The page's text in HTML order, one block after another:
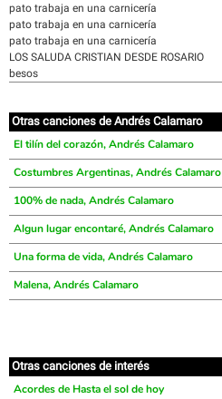
pato trabaja en una carnicería
pato trabaja en una carnicería
pato trabaja en una carnicería
LOS SALUDA CRISTIAN DESDE ROSARIO
besos
Otras canciones de Andrés Calamaro
El tilín del corazón, Andrés Calamaro
Costumbres Argentinas, Andrés Calamaro
100% de nada, Andrés Calamaro
Algun lugar encontaré, Andrés Calamaro
Una forma de vida, Andrés Calamaro
Malena, Andrés Calamaro
Otras canciones de interés
Acordes de Hasta el sol de hoy